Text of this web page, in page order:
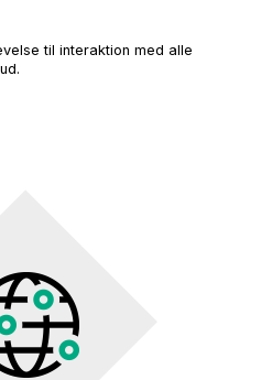
til interaktion med alle